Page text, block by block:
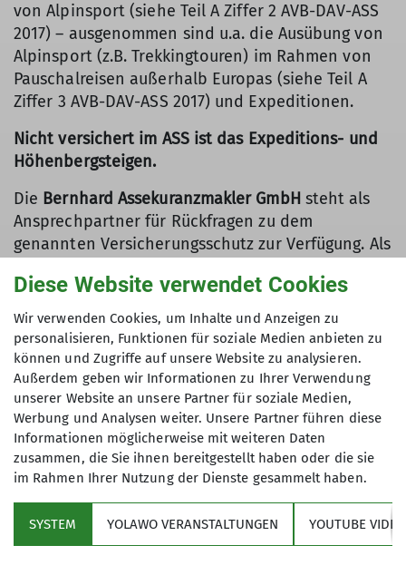
von Alpinsport (siehe Teil A Ziffer 2 AVB-DAV-ASS
2017) – ausgenommen sind u.a. die Ausübung von
Alpinsport (z.B. Trekkingtouren) im Rahmen von
Pauschalreisen außerhalb Europas (siehe Teil A
Ziffer 3 AVB-DAV-ASS 2017) und Expeditionen.
Nicht versichert im ASS ist das Expeditions- und
Höhenbergsteigen.
Die Bernhard Assekuranzmakler GmbH steht als
Ansprechpartner für Rückfragen zu dem
genannten Versicherungsschutz zur Verfügung. Als
Assekuranz unsere Mitgliederversicherungen.
Bescheinigungen über die DAV-Mitgliedschaft mit
Versicherungsnachweis in englischer Sprache
können bei der Bernhard Assekuranz (E-Mail:
Susanne.Gierer@bernhard-assekuranz.com)
angefordert werden.
Diese Website verwendet Cookies
Wir verwenden Cookies, um Inhalte und Anzeigen zu
personalisieren, Funktionen für soziale Medien anbieten zu
können und Zugriffe auf unsere Website zu analysieren.
Außerdem geben wir Informationen zu Ihrer Verwendung
unserer Website an unsere Partner für soziale Medien,
Werbung und Analysen weiter. Unsere Partner führen diese
Informationen möglicherweise mit weiteren Daten
zusammen, die Sie ihnen bereitgestellt haben oder die sie
im Rahmen Ihrer Nutzung der Dienste gesammelt haben.
SYSTEM YOLAWO VERANSTALTUNGEN YOUTUBE